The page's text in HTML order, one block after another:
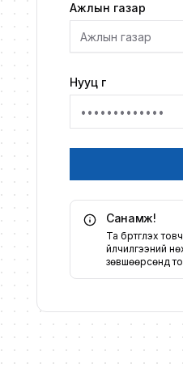
Ажлын газар
Нууц үг
Санамж!
Та бүртгүүлэх
үйлчилгээний
зөвшөөрсөнд